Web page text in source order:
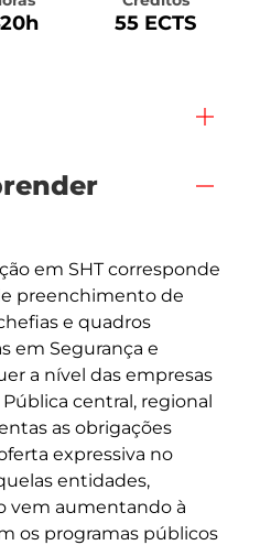
55 ECTS
em SHT corresponde
preenchimento de
e quadros
em Segurança e
a nível das empresas
central, regional
as obrigações
expressiva no
entidades,
vem aumentando à
os programas públicos